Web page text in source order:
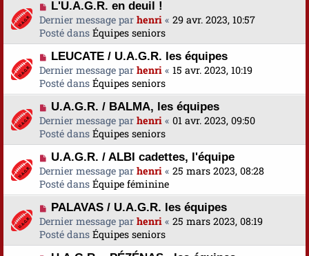
es
s
a
g
e
e
a
u
m
e
s
s
a
g
e
N
o
u
v
e
a
u
m
e
s
s
a
g
e
L'U.A.G.R. en deuil !
Dernier message par henri « 29 avr. 2023, 10:57
Posté dans Équipes seniors
N
o
u
v
e
a
u
m
e
s
s
a
g
e
LEUCATE / U.A.G.R. les équipes
Dernier message par henri « 15 avr. 2023, 10:19
Posté dans Équipes seniors
N
o
u
v
e
a
u
m
e
s
s
a
U.A.G.R. / BALMA, les équipes
Dernier message par henri « 01 avr. 2023, 09:50
Posté dans Équipes seniors
N
o
u
v
e
a
u
m
U.A.G.R. / ALBI cadettes, l'équipe
Dernier message par henri « 25 mars 2023, 08:28
Posté dans Équipe féminine
N
o
u
v
PALAVAS / U.A.G.R. les équipes
Dernier message par henri « 25 mars 2023, 08:19
Posté dans Équipes seniors